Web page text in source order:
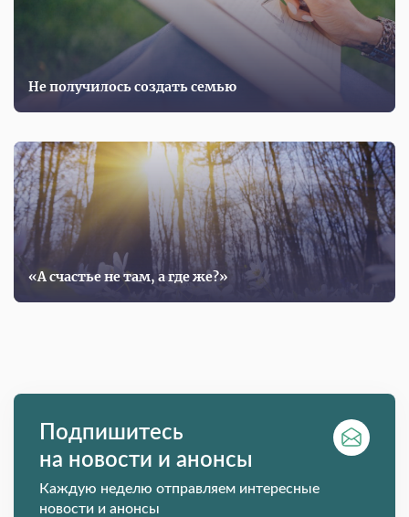
Не получилось создать семью
«А счастье не там, а где же?»
Подпишитесь
на новости и анонсы
Каждую неделю отправляем интересные
новости и анонсы